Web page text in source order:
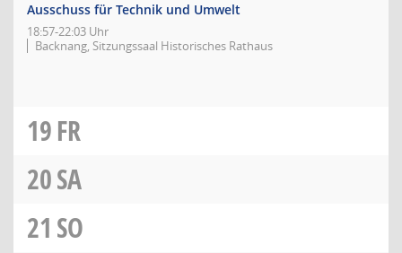
Ausschuss für Technik und Umwelt
18:57-22:03 Uhr
Backnang, Sitzungssaal Historisches Rathaus
19FR
20SA
21 SO